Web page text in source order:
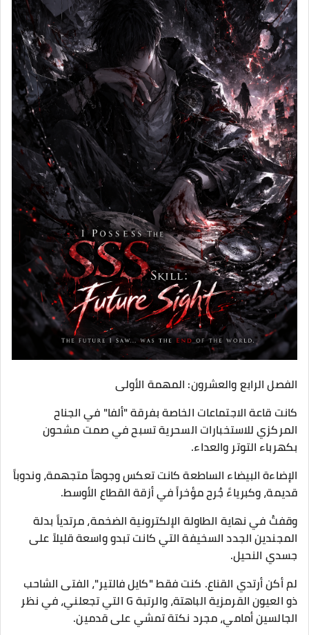
الفصل الرابع والعشرون: المهمة الأولى
​كانت قاعة الاجتماعات الخاصة بفرقة "ألفا" في الجناح
المركزي للاستخبارات السحرية تسبح في صمت مشحون
بكهرباء التوتر والعداء.
الإضاءة البيضاء الساطعة كانت تعكس وجوهاً متجهمة، وندوباً
قديمة، وكبرياءً جُرح مؤخراً في أزقة القطاع الأوسط.
​وقفتُ في نهاية الطاولة الإلكترونية الضخمة، مرتدياً بدلة
المجندين الجدد السخيفة التي كانت تبدو واسعة قليلاً على
جسدي النحيل.
لم أكن أرتدي القناع. كنت فقط "كايل فالتير"، الفتى الشاحب
ذو العيون القرمزية الباهتة، والرتبة G التي تجعلني، في نظر
الجالسين أمامي، مجرد نكتة تمشي على قدمين.